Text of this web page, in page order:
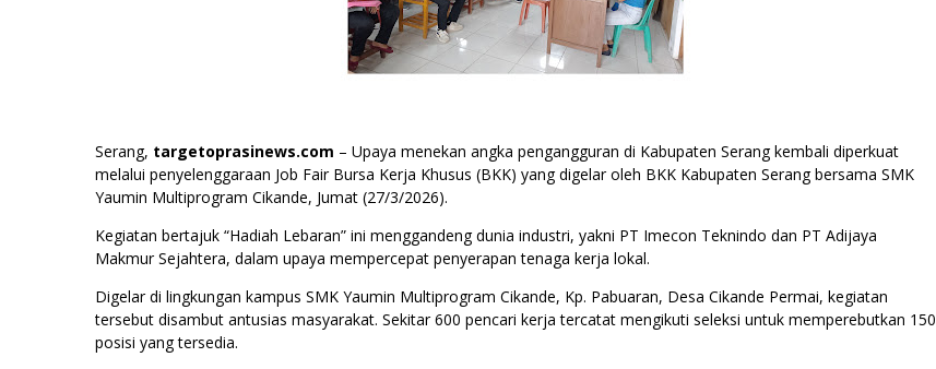
Serang, targetoprasinews.com – Upaya menekan angka pengangguran di Kabupaten Serang kembali diperkuat
melalui penyelenggaraan Job Fair Bursa Kerja Khusus (BKK) yang digelar oleh BKK Kabupaten Serang bersama SMK
Yaumin Multiprogram Cikande, Jumat (27/3/2026).
Kegiatan bertajuk “Hadiah Lebaran” ini menggandeng dunia industri, yakni PT Imecon Teknindo dan PT Adijaya
Makmur Sejahtera, dalam upaya mempercepat penyerapan tenaga kerja lokal.
Digelar di lingkungan kampus SMK Yaumin Multiprogram Cikande, Kp. Pabuaran, Desa Cikande Permai, kegiatan
tersebut disambut antusias masyarakat. Sekitar 600 pencari kerja tercatat mengikuti seleksi untuk memperebutkan 150
posisi yang tersedia.